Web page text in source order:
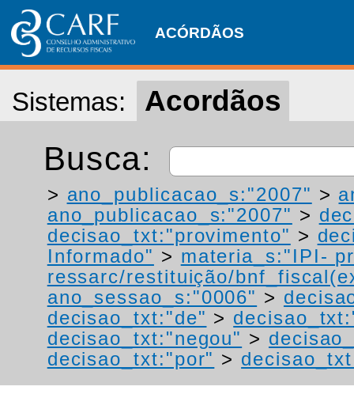
ACÓRDÃOS
Sistemas: Acordãos
Busca:
> ano_publicacao_s:"2007" >
ano_publicacao_s:"2007" >
decisao_txt:"provimento" >
Informado" > materia_s:"IPI-
ressarc/restituição/
ano_sessao_s:"0006" >
decisao_txt:"de" >
decisao_txt:"negou" >
decisao_txt:"por" >